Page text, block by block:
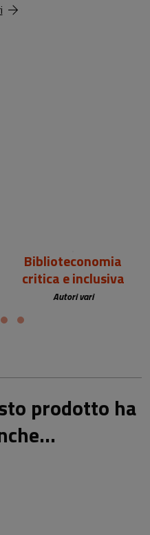
Biblioteconomia
critica e inclusiva
Autori vari
prodotto ha